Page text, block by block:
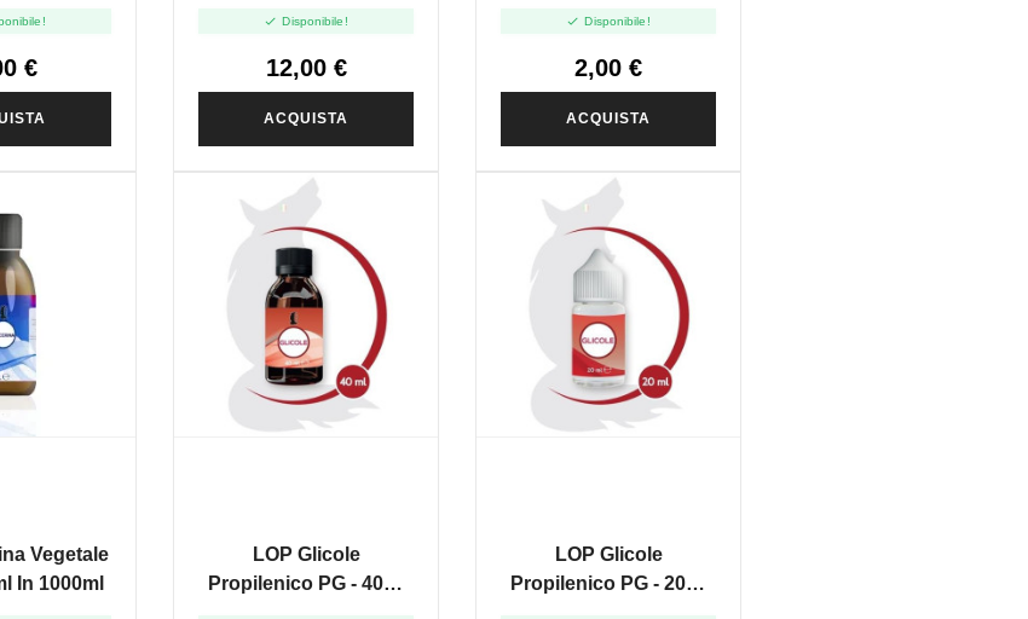
€
 Disponibile!
12,00 €
ACQUISTA
 Disponibile!
2,00 €
ACQUISTA
Vegetale
In 1000ml
LOP Glicole
Propilenico PG - 40ml
LOP Glicole
Propilenico PG - 20ml